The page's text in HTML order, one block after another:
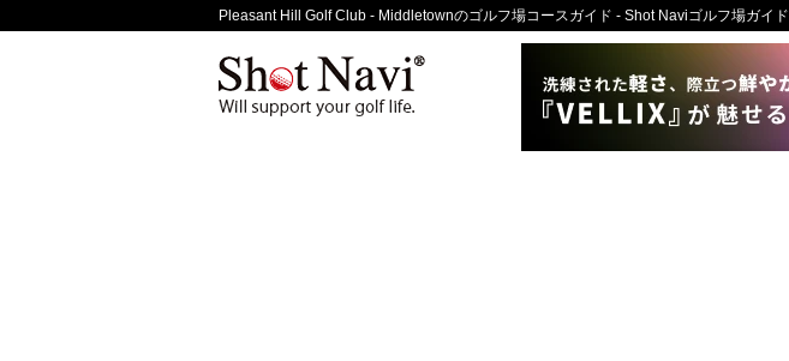
Pleasant Hill Golf Club - Middletownのゴルフ場コースガイド - Shot Naviゴルフ場ガイド